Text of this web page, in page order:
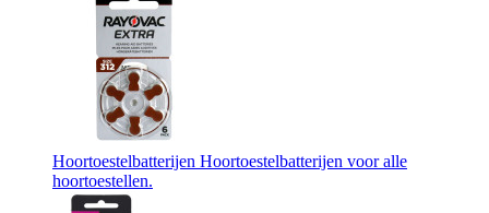
Hoortoestelbatterijen Hoortoestelbatterijen voor alle
hoortoestellen.